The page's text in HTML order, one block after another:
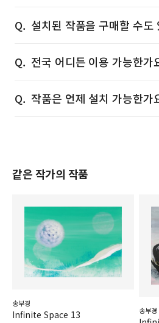
설치된 작품을 구매할 수도
전국 어디든 이용 가능한가
작품은 언제 설치 가능한가
같은 작가의 작품
송부경
Infinite Space 13 송부경